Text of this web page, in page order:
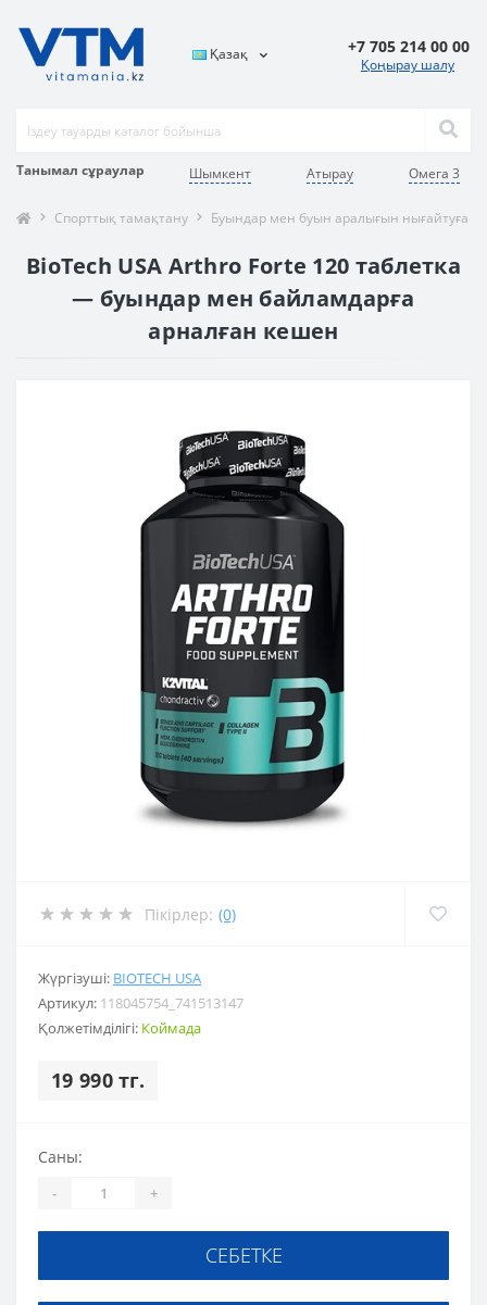
Танымал сұраулар Шымкент Атырау Омега 3
Қазақ +7 705 214 00 00
Қоңырау шалу
Спорттық тамақтану Буындар мен буын аралығын нығайтуға
BioTech USA Arthro Forte 120 таблетка
— буындар мен байламдарға
арналған кешен
Пікірлер: (0)
Жүргізуші: BIOTECH USA
Артикул: 118045754_741513147
Қолжетімділігі: Коймада
19 990 тг.
Саны:
- +
СЕБЕТКЕ